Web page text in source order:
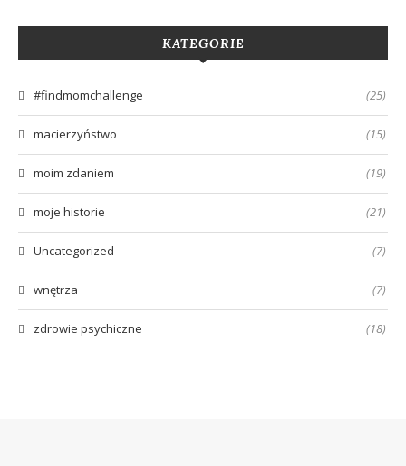
KATEGORIE
#findmomchallenge (25)
macierzyństwo (15)
moim zdaniem (19)
moje historie (21)
Uncategorized (7)
wnętrza (7)
zdrowie psychiczne (18)